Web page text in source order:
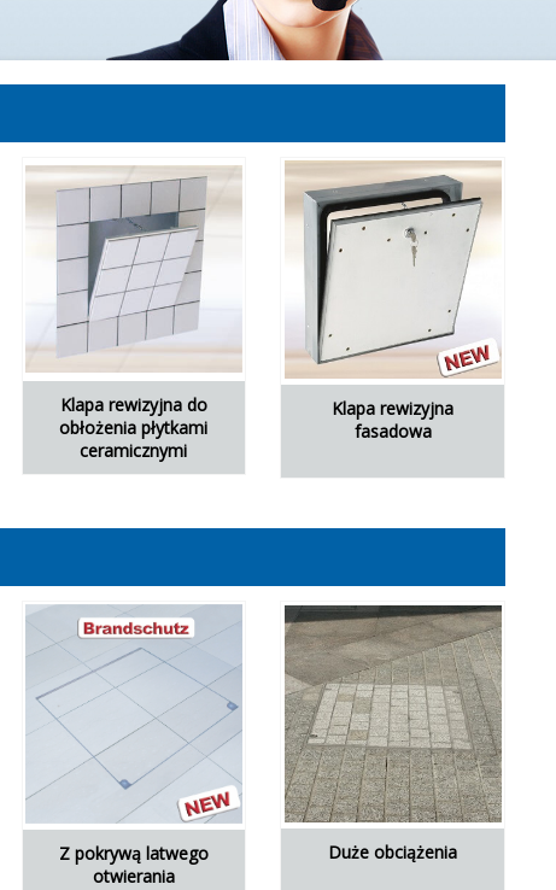
Klapa rewizyjna do
obłożenia płytkami
ceramicznymi
Klapa rewizyjna
fasadowa
Z pokrywą latwego
otwierania
Duże obciążenia